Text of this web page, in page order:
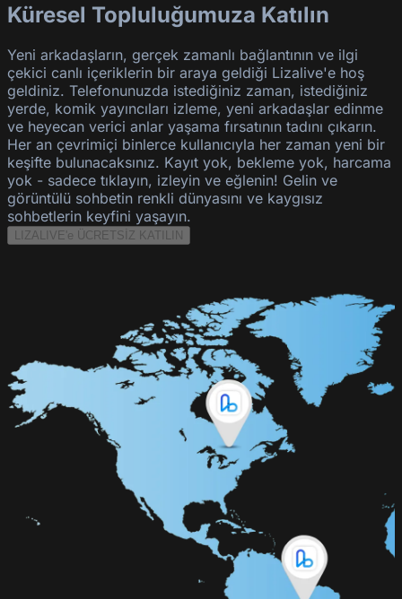
Küresel Topluluğumuza Katılın
Yeni arkadaşların, gerçek zamanlı bağlantının ve ilgi
çekici canlı içeriklerin bir araya geldiği Lizalive'e hoş
geldiniz. Telefonunuzda istediğiniz zaman, istediğiniz
yerde, komik yayıncıları izleme, yeni arkadaşlar edinme
ve heyecan verici anlar yaşama fırsatının tadını çıkarın.
Her an çevrimiçi binlerce kullanıcıyla her zaman yeni bir
keşifte bulunacaksınız. Kayıt yok, bekleme yok, harcama
yok - sadece tıklayın, izleyin ve eğlenin! Gelin ve
görüntülü sohbetin renkli dünyasını ve kaygısız
sohbetlerin keyfini yaşayın.
LIZALIVE'e ÜCRETSİZ KATILIN